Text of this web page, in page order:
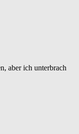
aber ich unterbrach